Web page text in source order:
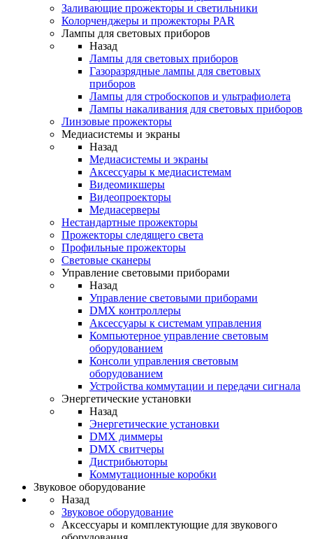
Заливающие прожекторы и светильники
Колорченджеры и прожекторы PAR
Лампы для световых приборов
Назад
Лампы для световых приборов
Газоразрядные лампы для световых
приборов
Лампы для стробоскопов и ультрафиолета
Лампы накаливания для световых приборов
Линзовые прожекторы
Медиасистемы и экраны
Назад
Медиасистемы и экраны
Аксессуары к медиасистемам
Видеомикшеры
Видеопроекторы
Медиасерверы
Нестандартные прожекторы
Прожекторы следящего света
Профильные прожекторы
Световые сканеры
Управление световыми приборами
Назад
Управление световыми приборами
DMX контроллеры
Аксессуары к системам управления
Компьютерное управление световым
оборудованием
Консоли управления световым
оборудованием
Устройства коммутации и передачи сигнала
Энергетические установки
Назад
Энергетические установки
DMX диммеры
DMX свитчеры
Дистрибьюторы
Коммутационные коробки
Звуковое оборудование
Назад
Звуковое оборудование
Аксессуары и комплектующие для звукового